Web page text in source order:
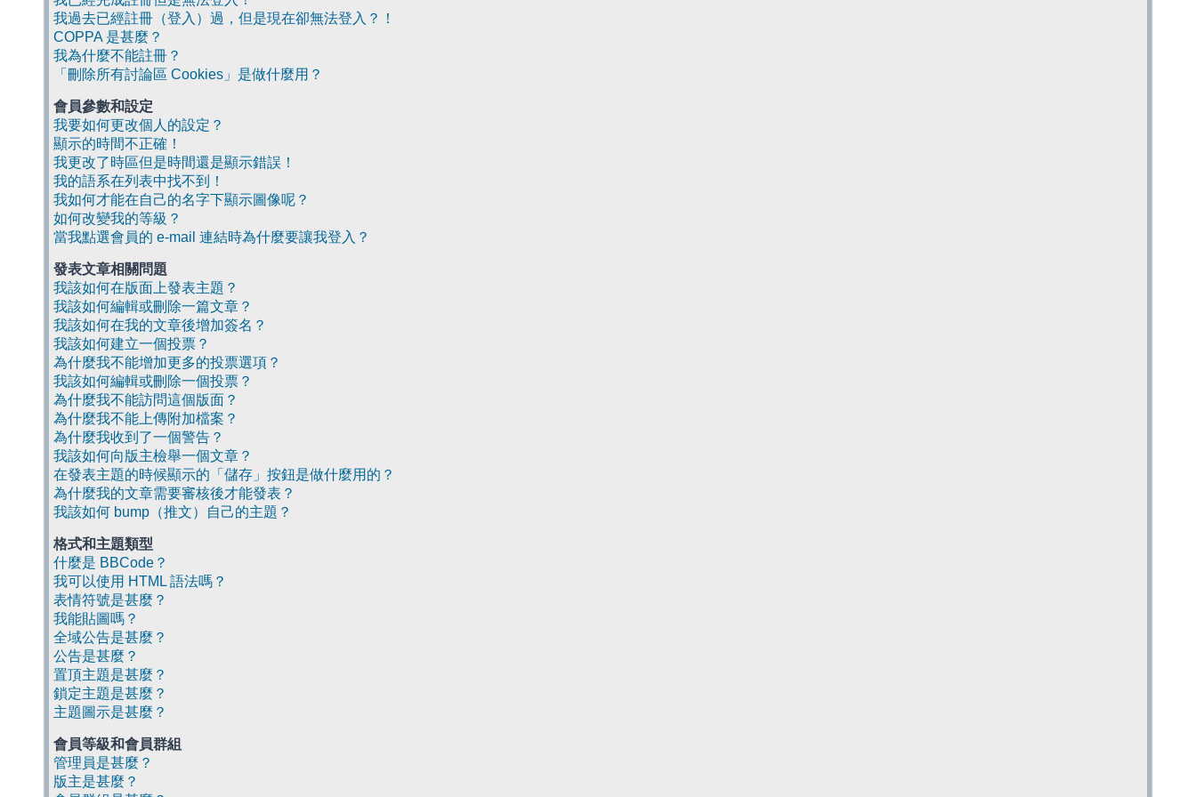
我過去已經註冊（登入）過，但是現在卻無法登入？！
COPPA 是甚麼？
我為什麼不能註冊？
「刪除所有討論區 Cookies」是做什麼用？
會員參數和設定
我要如何更改個人的設定？
顯示的時間不正確！
我更改了時區但是時間還是顯示錯誤！
我的語系在列表中找不到！
我如何才能在自己的名字下顯示圖像呢？
如何改變我的等級？
當我點選會員的 e-mail 連結時為什麼要讓我登入？
發表文章相關問題
我該如何在版面上發表主題？
我該如何編輯或刪除一篇文章？
我該如何在我的文章後增加簽名？
我該如何建立一個投票？
為什麼我不能增加更多的投票選項？
我該如何編輯或刪除一個投票？
為什麼我不能訪問這個版面？
為什麼我不能上傳附加檔案？
為什麼我收到了一個警告？
我該如何向版主檢舉一個文章？
在發表主題的時候顯示的「儲存」按鈕是做什麼用的？
為什麼我的文章需要審核後才能發表？
我該如何 bump（推文）自己的主題？
格式和主題類型
什麼是 BBCode？
我可以使用 HTML 語法嗎？
表情符號是甚麼？
我能貼圖嗎？
全域公告是甚麼？
公告是甚麼？
置頂主題是甚麼？
鎖定主題是甚麼？
主題圖示是甚麼？
會員等級和會員群組
管理員是甚麼？
版主是甚麼？